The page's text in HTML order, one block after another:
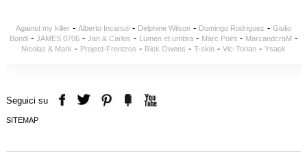
Against my killer- Alberto Incanuti- Delphine Wilson- Domingo Rodriguez - Giulio
Bondi- JAMES 0706- Jan & Carlos - Lumen et umbra- Marc Point- MarcandcraM -
Nicolas & Mark - Project-Frentzos - Rick Owens - T-skin- Vic-Torian- Ysack
Seguici su
SITEMAP